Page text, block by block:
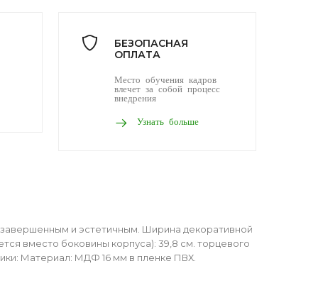
БЕЗОПАСНАЯ
ОПЛАТА
Место обучения кадров
влечет за собой процесс
внедрения
Узнать больше
завершенным и эстетичным. Ширина декоративной
вместо боковины корпуса): 39,8 см. торцевого
Материал: МДФ 16 мм в пленке ПВХ.